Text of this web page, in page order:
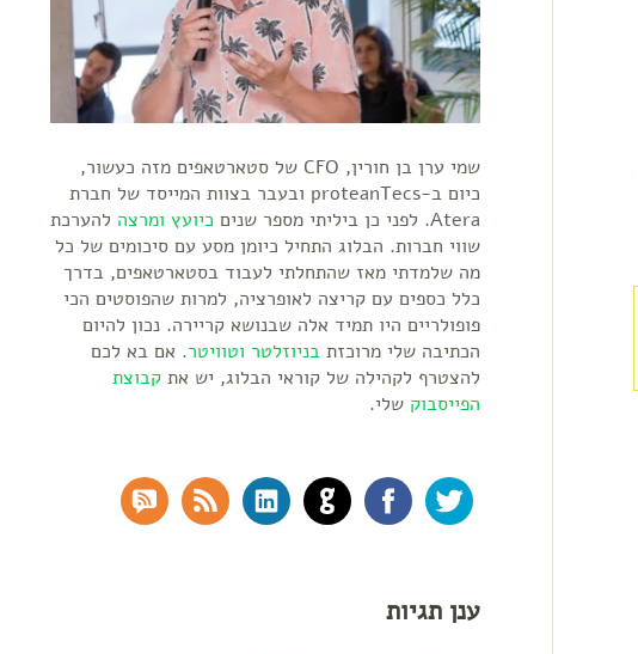
שמי ערן בן חורין, CFO של סטארטאפים מזה כעשור,
כיום ב-proteanTecs ובעבר בצוות המייסד של חברת
Atera. לפני כן ביליתי מספר שנים
כיועץ ומרצה להערכת
שווי חברות. הבלוג התחיל כיומן מסע עם סיכומים של כל
מה שלמדתי מאז שהתחלתי לעבוד בסטארטאפים, בדרך
כלל כספים עם קריצה לאופרציה, למרות שהפוסטים הכי
פופולריים היו תמיד אלה שבנושא קריירה. נכון להיום
הכתיבה שלי מרוכזת בניוזלטר וטוויטר. אם בא לכם
להצטרף לקהילה של קוראי הבלוג, יש את קבוצת
הפייסבוק שלי.
Twitter
Facebook
GitHub
LinkedIn
RSS Feed
ענן תגיות